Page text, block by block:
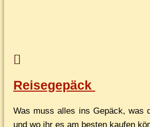
Reisegepäck
Was muss al­les ins Ge­päck, was
und wo ihr es am bes­ten kau­fen